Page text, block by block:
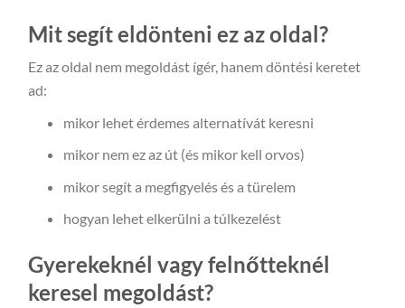
Mit segít eldönteni ez az oldal?
Ez az oldal nem megoldást ígér, hanem döntési keretet
ad:
mikor lehet érdemes alternatívát keresni
mikor nem ez az út (és mikor kell orvos)
mikor segít a megfigyelés és a türelem
hogyan lehet elkerülni a túlkezelést
Gyerekeknél vagy felnőtteknél
keresel megoldást?